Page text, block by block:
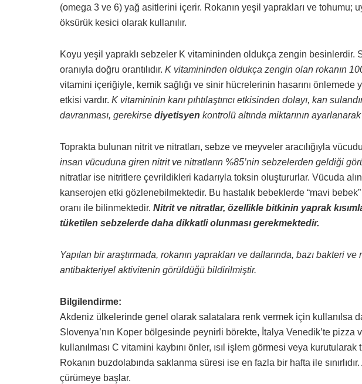
(omega 3 ve 6) yağ asitlerini içerir. Rokanın yeşil yaprakları ve tohumu;
öksürük kesici olarak kullanılır.
Koyu yeşil yapraklı sebzeler K vitamininden oldukça zengin besinlerdir.
oranıyla doğru orantılıdır. K vitamininden oldukça zengin olan rokanın
vitamini içeriğiyle, kemik sağlığı ve sinir hücrelerinin hasarını önlemede
etkisi vardır. K vitamininin kanı pıhtılaştırıcı etkisinden dolayı, kan
davranması, gerekirse diyetisyen kontrolü altında miktarının
Toprakta bulunan nitrit ve nitratları, sebze ve meyveler aracılığıyla
insan vücuduna giren nitrit ve nitratların %85’nin sebzelerden geldiği
nitratlar ise nitritlere çevrildikleri kadarıyla toksin oluştururlar. Vücuda
kanserojen etki gözlenebilmektedir. Bu hastalık bebeklerde “mavi
oranı ile bilinmektedir. Nitrit ve nitratlar, özellikle bitkinin yaprak
tüketilen sebzelerde daha dikkatli olunması gerekmektedir.
Yapılan bir araştırmada, rokanın yaprakları ve dallarında, bazı bakteri
antibakteriyel aktivitenin görüldüğü bildirilmiştir.
Bilgilendirme:
Akdeniz ülkelerinde genel olarak salatalara renk vermek için kullanılsa
Slovenya’nın Koper bölgesinde peynirli börekte, İtalya Venedik’te pizza
kullanılması C vitamini kaybını önler, ısıl işlem görmesi veya
Rokanın buzdolabında saklanma süresi ise en fazla bir hafta ile
çürümeye başlar.